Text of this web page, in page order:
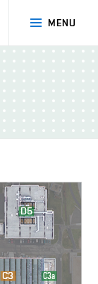
MENU